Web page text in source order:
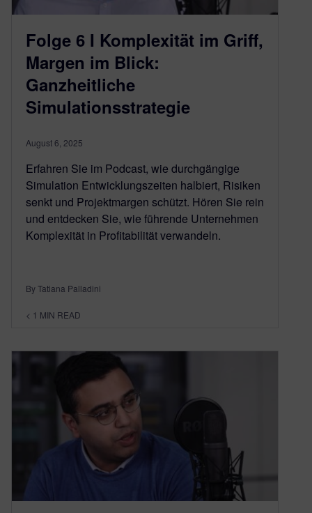
Folge 6 I Komplexität im Griff,
Margen im Blick:
Ganzheitliche
Simulationsstrategie
August 6, 2025
Erfahren Sie im Podcast, wie durchgängige
Simulation Entwicklungszeiten halbiert, Risiken
senkt und Projektmargen schützt. Hören Sie rein
und entdecken Sie, wie führende Unternehmen
Komplexität in Profitabilität verwandeln.
By Tatiana Palladini
< 1 MIN READ